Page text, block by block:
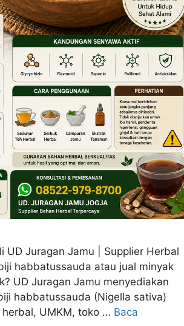
Juragan Jamu | Supplier Herbal
habbatussauda atau jual minyak
UD Juragan Jamu menyediakan
habbatussauda (Nigella sativa)
UMKM, toko … Baca